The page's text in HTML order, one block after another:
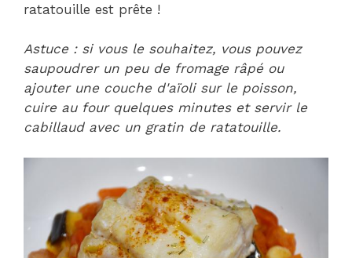
ratatouille est prête !
Astuce : si vous le souhaitez, vous pouvez
saupoudrer un peu de fromage râpé ou
ajouter une couche d'aïoli sur le poisson,
cuire au four quelques minutes et servir le
cabillaud avec un gratin de ratatouille.